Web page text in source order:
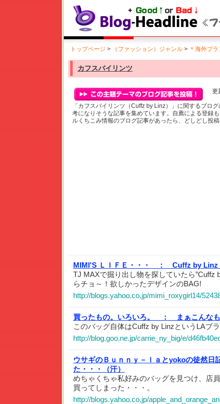
トップページ > （ファッション）ジャンル > ＊海外ブ
カフスバイリンツ
更
「カフスバイリンツ（Cuffz by Linz）」に関するブロ
考になりそうな記事を集めています。自薦による登録
ルくちこみ情報のブログ記事があったら、どしどし投
MIMI'S ＬＩＦＥ・・・ ：
Cuffz by Linz
TJ MAXで掘り出し物を探していたら”Cuffz
らチョ～！欲しかったデザインのBAG!
http://blogs.yahoo.co.jp/mimi_roxygirl14/
買ったもの。いろいろ。 ：
まぁこんな
このバッグ自体はCuffz by LinzというLAブ
http://blog.goo.ne.jp/carrie_ny_big/e/
ウサギのＢｕｎｎｙ－ｌａとyokoの徒然
た・・・（汗）
めちゃくちゃ私好みのバッグを見つけ、店
買ってしまった・・・。
http://blogs.yahoo.co.jp/